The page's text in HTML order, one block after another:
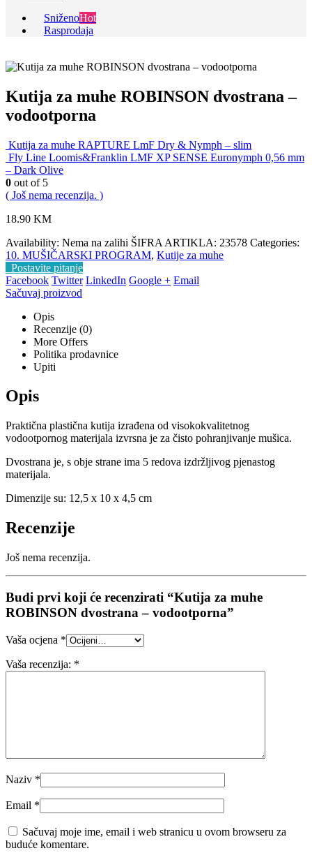
SniženoHot
Rasprodaja
Kutija za muhe ROBINSON dvostrana –
vodootporna
Kutija za muhe RAPTURE LmF Dry & Nymph – slim
Fly Line Loomis&Franklin LMF XP SENSE Euronymph 0,56 mm
– Dark Olive
0 out of 5
( Još nema recenzija. )
18.90 KM
Availability: Nema na zalihi ŠIFRA ARTIKLA: 23578 Categories:
10. MUŠIČARSKI PROGRAM, Kutije za muhe
Postavite pitanje
Facebook Twitter LinkedIn Google + Email
Sačuvaj proizvod
Opis
Recenzije (0)
More Offers
Politika prodavnice
Upiti
Opis
Praktična plastična kutija izrađena od visokokvalitetnog
vodootpornog materijala izvrsna je za čisto pohranjivanje mušica.
Dvostrana je, s obje strane ima 5 redova izdržljivog pjenastog
materijala.
Dimenzije su: 12,5 x 10 x 4,5 cm
Recenzije
Još nema recenzija.
Budi prvi koji će recenzirati “Kutija za muhe
ROBINSON dvostrana – vodootporna”
Vaša ocjena *
Vaša recenzija: *
Naziv *
Email *
Sačuvaj moje ime, email i web stranicu u ovom browseru za
buduće komentare.